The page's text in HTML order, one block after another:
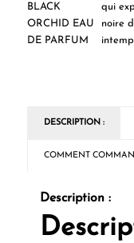
BLACK
ORCHID EAU
DE PARFUM
qui
noire
DESCRIPTION :
COMMENT
Description :